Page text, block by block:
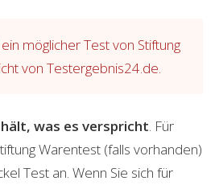
möglicher Test von Stiftung
von Testergebnis24.de.
was es verspricht. Für
Warentest (falls vorhanden)
Test an. Wenn Sie sich für